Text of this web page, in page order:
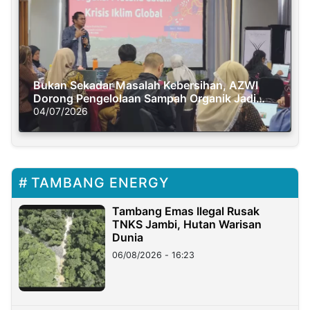
Bukan Sekadar Masalah Kebersihan, AZWI
Dorong Pengelolaan Sampah Organik Jadi
Solusi Krisis Iklim
04/07/2026
TAMBANG ENERGY
Tambang Emas Ilegal Rusak
TNKS Jambi, Hutan Warisan
Dunia
06/08/2026 - 16:23